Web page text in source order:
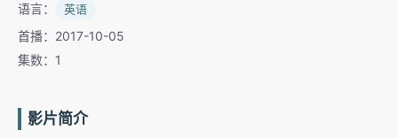
语言： 英语
首播：2017-10-05
集数：1
影片简介